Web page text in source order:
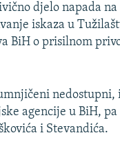
djelo napada
iskaza u
BiH o prisilnom
agencije u BiH, pa
i Stevandića.